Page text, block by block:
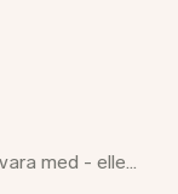
Städdag: Alla ska vara med - eller?